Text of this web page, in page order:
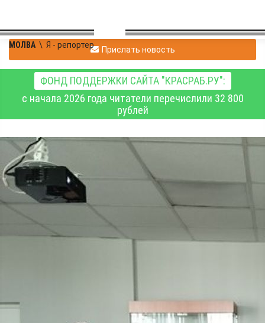
МОЛВА \ Я - репортер Прислать новость
ФОНД ПОДДЕРЖКИ САЙТА "КРАСРАБ.РУ":
с начала 2026 года читатели перечислили 32 800
рублей
Сергей Орловский
Я - репортер
29.05.2025 14:45
663
Хорошо защитились
специалисты по охране
труда